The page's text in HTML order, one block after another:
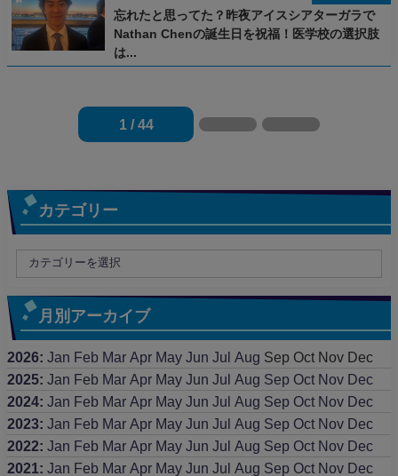
忘れたと思ってた？昨夜アイスシアターガラで
Nathan Chenの誕生日を祝福！医学校の選択肢
は...
1 / 44
カテゴリー
月別アーカイブ
2026: Jan Feb Mar Apr May Jun Jul Aug Sep Oct Nov Dec
2025: Jan Feb Mar Apr May Jun Jul Aug Sep Oct Nov Dec
2024: Jan Feb Mar Apr May Jun Jul Aug Sep Oct Nov Dec
2023: Jan Feb Mar Apr May Jun Jul Aug Sep Oct Nov Dec
2022: Jan Feb Mar Apr May Jun Jul Aug Sep Oct Nov Dec
2021 : Jan Feb Mar Apr May Jun Jul Aug Sep Oct Nov Dec